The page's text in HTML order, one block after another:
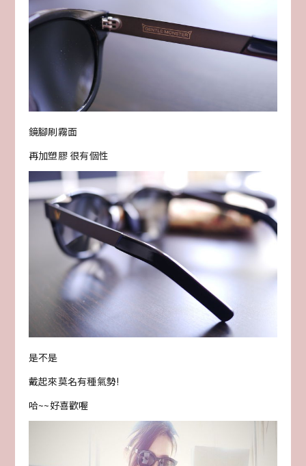
鏡腳刷霧面
再加塑膠 很有個性
是不是
戴起來莫名有種氣勢!
哈~~好喜歡喔